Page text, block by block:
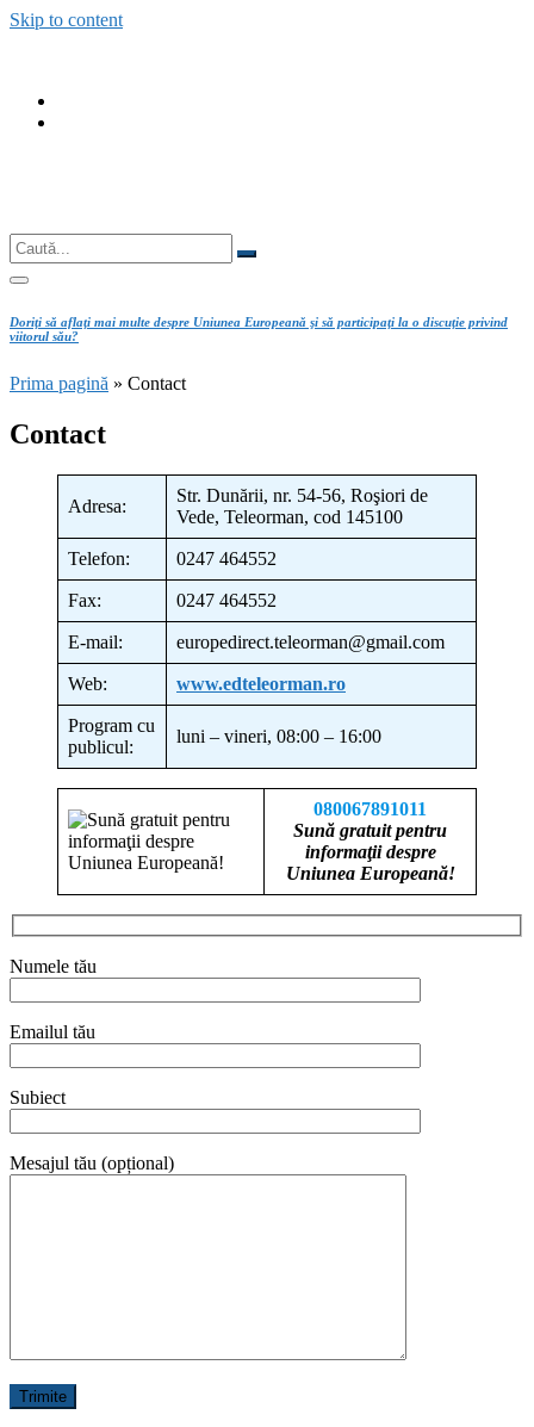
Skip to content
Căutare
Caută...
Doriţi să aflaţi mai multe despre Uniunea Europeană şi să participaţi la o discuţie privind
viitorul său?
Prima pagină » Contact
Contact
Adresa:
Str. Dunării, nr. 54-56, Roşiori de
Vede, Teleorman, cod 145100
Telefon: 0247 464552
Fax: 0247 464552
E-mail: europedirect.teleorman@gmail.com
Web: www.edteleorman.ro
Program cu
publicul:
luni – vineri, 08:00 – 16:00
080067891011
Sună gratuit pentru
informaţii despre
Uniunea Europeană!
Numele tău
Emailul tău
Subiect
Mesajul tău (opțional)